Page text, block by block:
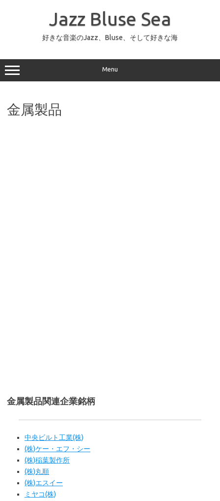
ッ
プ
Jazz Bluse Sea
好きな音楽のJazz、Bluse、そして好きな海
Menu
金属製品
金属製品関連企業銘柄
中央ビルト工業(株)
(株)ケー・エフ・シー
(株)稲葉製作所
(株)丸順
(株)エスイー
ミヤコ(株)